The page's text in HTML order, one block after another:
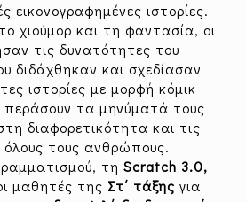
εικονογραφημένες ιστορίες.
χιούμορ και τη φαντασία, οι
τις δυνατότητες του
διδάχθηκαν και σχεδίασαν
ιστορίες με μορφή κόμικ
περάσουν τα μηνύματά τους
διαφορετικότητα και τις
όλους τους ανθρώπους.
τη Scratch 3.0,
μαθητές της Στ΄ τάξης για